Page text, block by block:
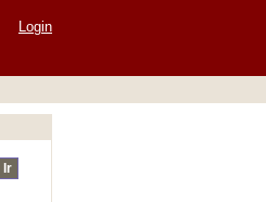
Login